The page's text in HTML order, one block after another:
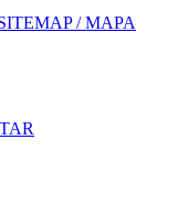
/ MAPA